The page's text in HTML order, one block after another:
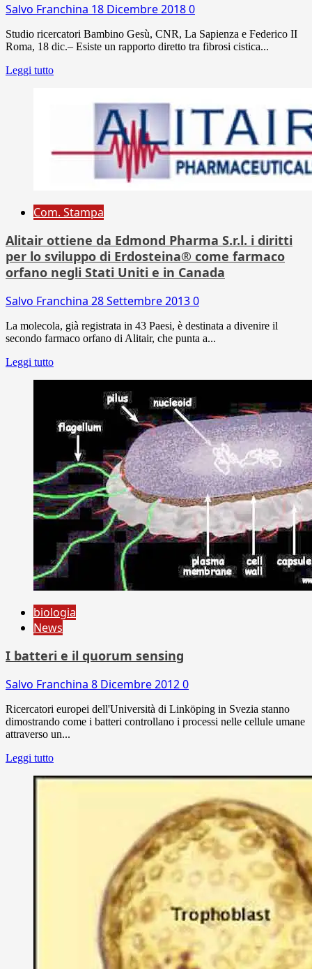
Salvo Franchina 18 Dicembre 20180
Studio ricercatori Bambino Gesù, CNR, La Sapienza e Federico II
Roma, 18 dic.– Esiste un rapporto diretto tra fibrosi cistica...
Leggi tutto
Com. Stampa
Alitair ottiene da Edmond Pharma S.r.l. i diritti
per lo sviluppo di Erdosteina® come farmaco
orfano negli Stati Uniti e in Canada
Salvo Franchina 28 Settembre 20130
La molecola, già registrata in 43 Paesi, è destinata a divenire il
secondo farmaco orfano di Alitair, che punta a...
Leggi tutto
biologia
News
I batteri e il quorum sensing
Salvo Franchina 8 Dicembre 20120
Ricercatori europei dell'Università di Linköping in Svezia stanno
dimostrando come i batteri controllano i processi nelle cellule umane
attraverso un...
Leggi tutto